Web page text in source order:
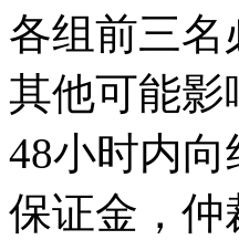
各组前三
其他可能影
48小时内
保证金，仲